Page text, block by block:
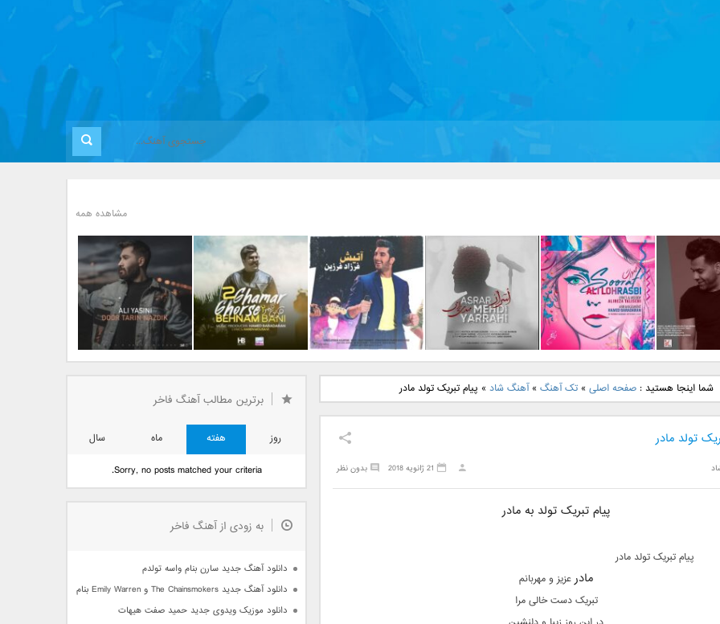
مشاهده همه
جدید رضا
بنام نگار
دانلود آهنگ جدید علی
لهراسبی بنام صورت
دانلود آهنگ جدید مهدی
یراحی بنام اسرار
دانلود آهنگ جدید فرزاد
بانی بنام قرص قمر 2
یاسینی بنام دورترین نزدیک
شما اینجا هستید :صفحه اصلی »تک آهنگ »آهنگ شاد » پیام تبریک تولد مادر
تولد مادر
بدون نظر 21 ژانویه 2018
پیام تبریک تولد به مادر
پیام تبریک تولد مادر
مادرعزیز و مهربانم
تبریک دست خالی مرا
برترین مطالب آهنگ فاخر
روز هفته ماه
سال
Sorry, no posts matched your criteria.
به زودی از آهنگ فاخر
دانلود آهنگ جدید سارن بنام واسه تولدم
دانلود آهنگ جدید The Chainsmokers و Emily Warren بنام Side Effects
دانلود موزیک ویدوی جدید حمید صفت هیهات